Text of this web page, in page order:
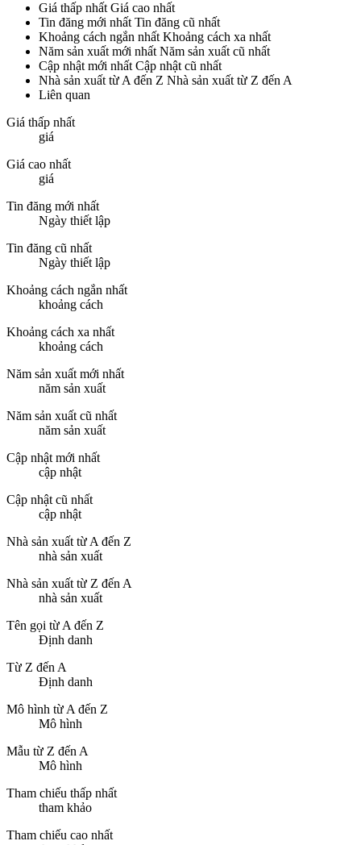
Giá thấp nhấtGiá cao nhất
Tin đăng mới nhấtTin đăng cũ nhất
Khoảng cách ngắn nhấtKhoảng cách xa nhất
Năm sản xuất mới nhấtNăm sản xuất cũ nhất
Cập nhật mới nhấtCập nhật cũ nhất
Nhà sản xuất từ A đến Z Nhà sản xuất từ Z đến A
Liên quan
Giá thấp nhất
giá
Giá cao nhất
giá
Tin đăng mới nhất
Ngày thiết lập
Tin đăng cũ nhất
Ngày thiết lập
Khoảng cách ngắn nhất
khoảng cách
Khoảng cách xa nhất
khoảng cách
Năm sản xuất mới nhất
năm sản xuất
Năm sản xuất cũ nhất
năm sản xuất
Cập nhật mới nhất
cập nhật
Cập nhật cũ nhất
cập nhật
Nhà sản xuất từ A đến Z
nhà sản xuất
Nhà sản xuất từ Z đến A
nhà sản xuất
Tên gọi từ A đến Z
Định danh
Từ Z đến A
Định danh
Mô hình từ A đến Z
Mô hình
Mẫu từ Z đến A
Mô hình
Tham chiếu thấp nhất
tham khảo
Tham chiếu cao nhất